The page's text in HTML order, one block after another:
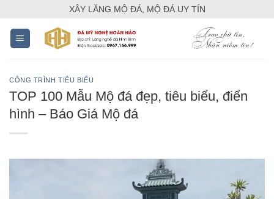
content
XÂY LĂNG MỘ ĐÁ, MỘ ĐÁ UY TÍN
CÔNG TRÌNH TIÊU BIỂU
TOP 100 Mẫu Mộ đá đẹp, tiêu biểu, điển
hình – Báo Giá Mộ đá